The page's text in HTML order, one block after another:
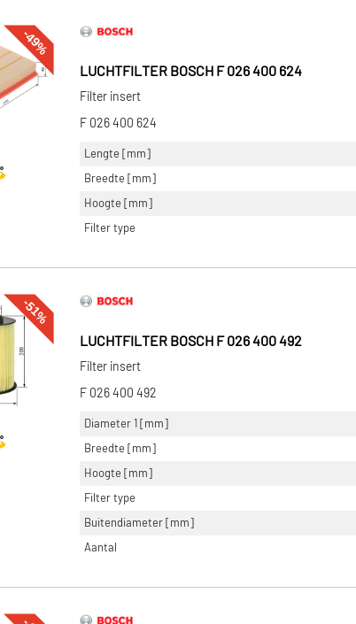
-49%
LUCHTFILTER BOSCH F 026 400 624
Filter insert
F 026 400 624
Lengte [mm]
Breedte [mm]
Hoogte [mm]
Filter type
-51%
LUCHTFILTER BOSCH F 026 400 492
Filter insert
F 026 400 492
Diameter 1 [mm]
Breedte [mm]
Hoogte [mm]
Filter type
Buitendiameter [mm]
Aantal